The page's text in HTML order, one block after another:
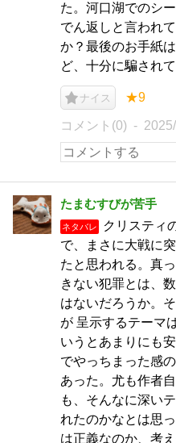
た。河口湖でのシ
でん返しと言われ
か？最後のお手紙
ど、十分に騙され
ナイス ★9
コメント(0)
たまむすびが苦手
ネタバレ
クリスティ
で、まさに大戦に
たと思われる。真
きない犯罪とは、
はないだろうか。
が 呈示するテーマ
いうとあまりにも
でやっちまった感
あった。尤も作者
も、そんなに深い
れたのかなとは思
は正義なのか、考え